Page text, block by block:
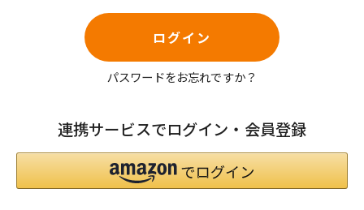
ログイン
パスワードをお忘れですか？
連携サービスでログイン・会員登録